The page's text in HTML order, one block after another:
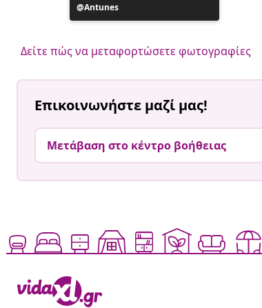
Η
ανάρτηση
Antunes
Δείτε πώς να μεταφορτώσετε φωτογραφίες
Επικοινωνήστε μαζί μας!
Μετάβαση στο κέντρο βοήθειας